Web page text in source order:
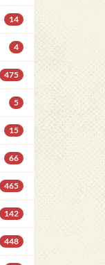
14
4
475
5
15
66
465
142
448